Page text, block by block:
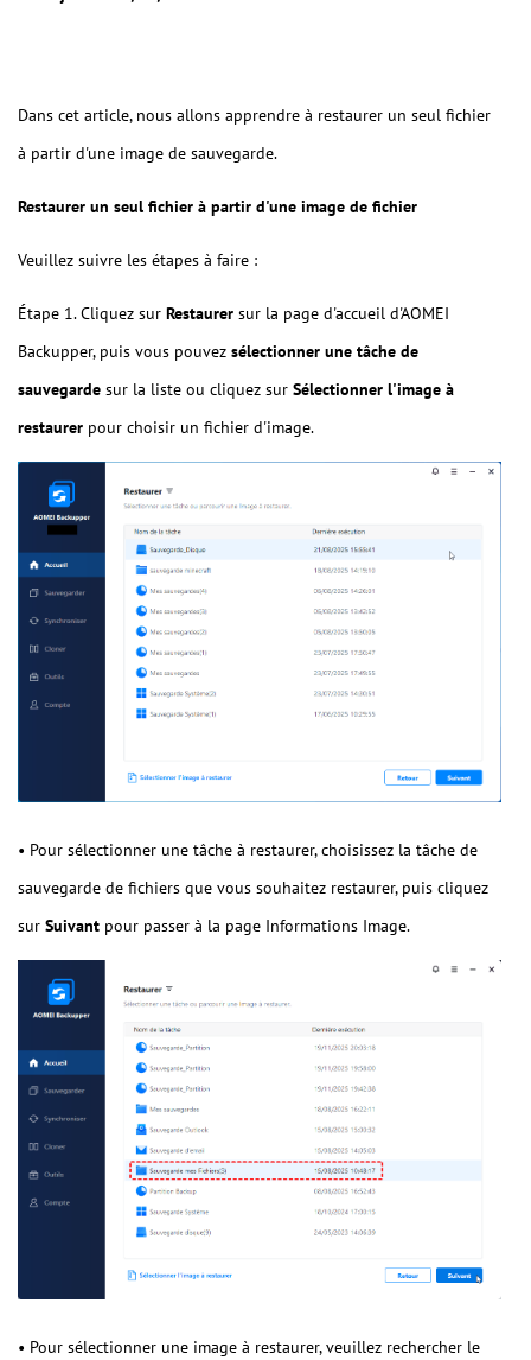
Dans cet article, nous allons apprendre à restaurer un seul fichier
à partir d'une image de sauvegarde.
Restaurer un seul fichier à partir d'une image de fichier
Veuillez suivre les étapes à faire :
Étape 1. Cliquez sur Restaurer sur la page d'accueil d'AOMEI
Backupper, puis vous pouvez sélectionner une tâche de
sauvegarde sur la liste ou cliquez sur Sélectionner l'image à
restaurer pour choisir un fichier d'image.
• Pour sélectionner une tâche à restaurer, choisissez la tâche de
sauvegarde de fichiers que vous souhaitez restaurer, puis cliquez
sur Suivant pour passer à la page Informations Image.
• Pour sélectionner une image à restaurer, veuillez rechercher le